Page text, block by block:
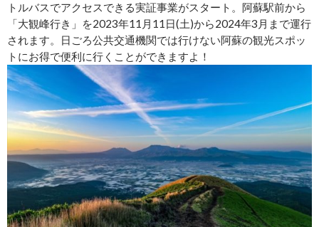
トルバスでアクセスできる実証事業がスタート。阿蘇駅前から
「大観峰行き」を2023年11月11日(土)から2024年3月まで運行
されます。日ごろ公共交通機関では行けない阿蘇の観光スポッ
トにお得で便利に行くことができますよ！